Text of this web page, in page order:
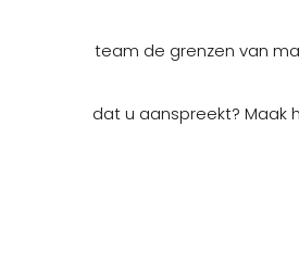
team de grenzen van
dat u aanspreekt? Maak